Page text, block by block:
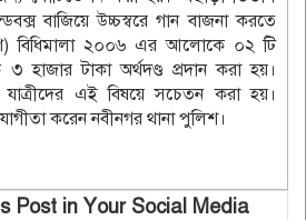
বাজিয়ে উচ্চস্বরে গান বাজনা করতে
বিধিমালা ২০০৬ এর আলোকে ০২ টি
হাজার টাকা অর্থদণ্ড প্রদান করা হয়।
এই বিষয়ে সচেতন করা হয়।
করেন নবীনগর থানা পুলিশ।
Post in Your Social Media